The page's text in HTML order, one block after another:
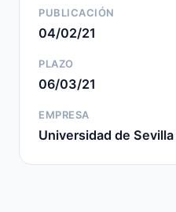
PUBLICACIÓN
04/02/21
PLAZO
06/03/21
EMPRESA
Universidad de Sevilla